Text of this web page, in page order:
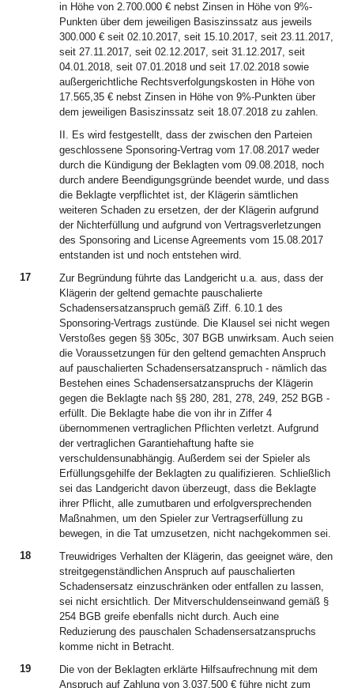
in Höhe von 2.700.000 € nebst Zinsen in Höhe von 9%-
Punkten über dem jeweiligen Basiszinssatz aus jeweils
300.000 € seit 02.10.2017, seit 15.10.2017, seit 23.11.2017,
seit 27.11.2017, seit 02.12.2017, seit 31.12.2017, seit
04.01.2018, seit 07.01.2018 und seit 17.02.2018 sowie
außergerichtliche Rechtsverfolgungskosten in Höhe von
17.565,35 € nebst Zinsen in Höhe von 9%-Punkten über
dem jeweiligen Basiszinssatz seit 18.07.2018 zu zahlen.
II. Es wird festgestellt, dass der zwischen den Parteien
geschlossene Sponsoring-Vertrag vom 17.08.2017 weder
durch die Kündigung der Beklagten vom 09.08.2018, noch
durch andere Beendigungsgründe beendet wurde, und dass
die Beklagte verpflichtet ist, der Klägerin sämtlichen
weiteren Schaden zu ersetzen, der der Klägerin aufgrund
der Nichterfüllung und aufgrund von Vertragsverletzungen
des Sponsoring and License Agreements vom 15.08.2017
entstanden ist und noch entstehen wird.
17
Zur Begründung führte das Landgericht u.a. aus, dass der
Klägerin der geltend gemachte pauschalierte
Schadensersatzanspruch gemäß Ziff. 6.10.1 des
Sponsoring-Vertrags zustünde. Die Klausel sei nicht wegen
Verstoßes gegen §§ 305c, 307 BGB unwirksam. Auch seien
die Voraussetzungen für den geltend gemachten Anspruch
auf pauschalierten Schadensersatzanspruch - nämlich das
Bestehen eines Schadensersatzanspruchs der Klägerin
gegen die Beklagte nach §§ 280, 281, 278, 249, 252 BGB -
erfüllt. Die Beklagte habe die von ihr in Ziffer 4
übernommenen vertraglichen Pflichten verletzt. Aufgrund
der vertraglichen Garantiehaftung hafte sie
verschuldensunabhängig. Außerdem sei der Spieler als
Erfüllungsgehilfe der Beklagten zu qualifizieren. Schließlich
sei das Landgericht davon überzeugt, dass die Beklagte
ihrer Pflicht, alle zumutbaren und erfolgversprechenden
Maßnahmen, um den Spieler zur Vertragserfüllung zu
bewegen, in die Tat umzusetzen, nicht nachgekommen sei.
18
Treuwidriges Verhalten der Klägerin, das geeignet wäre, den
streitgegenständlichen Anspruch auf pauschalierten
Schadensersatz einzuschränken oder entfallen zu lassen,
sei nicht ersichtlich. Der Mitverschuldenseinwand gemäß §
254 BGB greife ebenfalls nicht durch. Auch eine
Reduzierung des pauschalen Schadensersatzanspruchs
komme nicht in Betracht.
19
Die von der Beklagten erklärte Hilfsaufrechnung mit dem
Anspruch auf Zahlung von 3.037.500 € führe nicht zum